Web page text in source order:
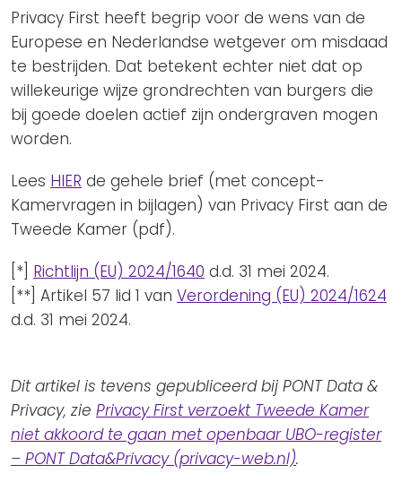
Privacy First heeft begrip voor de wens van de
Europese en Nederlandse wetgever om misdaad
te bestrijden. Dat betekent echter niet dat op
willekeurige wijze grondrechten van burgers die
bij goede doelen actief zijn ondergraven mogen
worden.
Lees HIER de gehele brief (met concept-
Kamervragen in bijlagen) van Privacy First aan de
Tweede Kamer (pdf).
[*] Richtlijn (EU) 2024/1640 d.d. 31 mei 2024.
[**] Artikel 57 lid 1 van Verordening (EU) 2024/1624
d.d. 31 mei 2024.
Dit artikel is tevens gepubliceerd bij PONT Data &
Privacy, zie Privacy First verzoekt Tweede Kamer
niet akkoord te gaan met openbaar UBO-register
– PONT Data&Privacy (privacy-web.nl).